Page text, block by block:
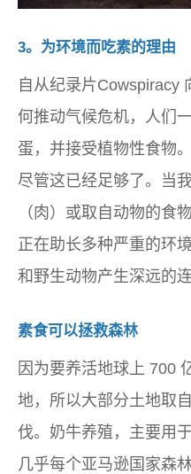
3。为环境而吃素的理由
自从纪录片Cowspiracy
何推动气候危机，人们
蛋，并接受植物性食物
尽管这已经足够了。当
（肉）或取自动物的食
正在助长多种严重的环
和野生动物产生深远的连
素食可以拯救森林
因为要养活地球上 700
地，所以大部分土地取
伐。奶牛养殖，主要用
几乎每个亚马逊国家森